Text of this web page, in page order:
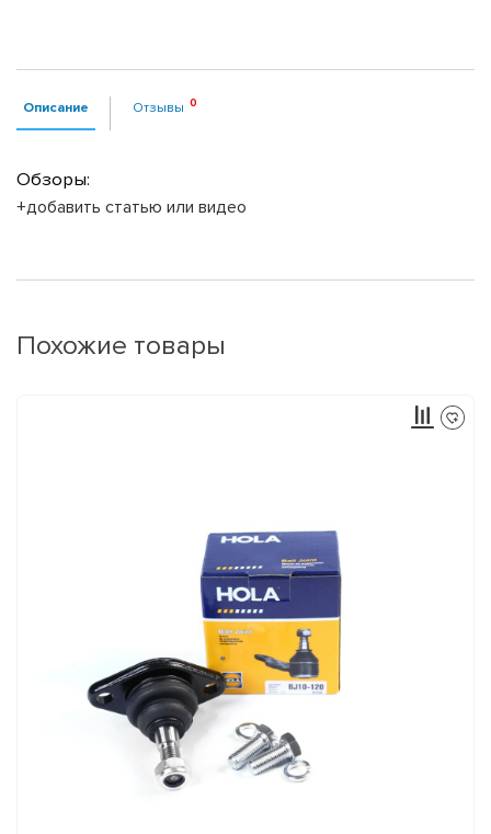
Описание Отзывы
Обзоры:
+добавить статью или видео
Похожие товары